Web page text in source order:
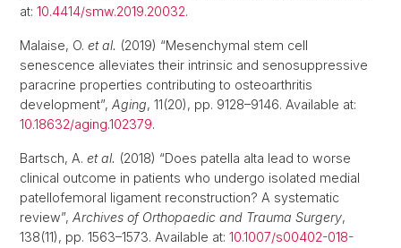
at: 10.4414/smw.2019.20032.
Malaise, O. et al. (2019) “Mesenchymal stem cell
senescence alleviates their intrinsic and senosuppressive
paracrine properties contributing to osteoarthritis
development”, Aging, 11(20), pp. 9128–9146. Available at:
10.18632/aging.102379.
Bartsch, A. et al. (2018) “Does patella alta lead to worse
clinical outcome in patients who undergo isolated medial
patellofemoral ligament reconstruction? A systematic
review”, Archives of Orthopaedic and Trauma Surgery,
138(11), pp. 1563–1573. Available at: 10.1007/s00402-018-